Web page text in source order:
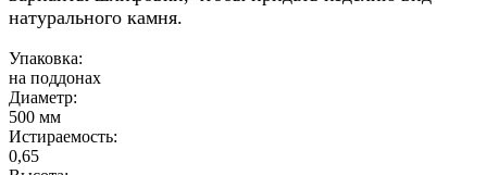
натурального камня.
Упаковка:
на поддонах
Диаметр:
500 мм
Истираемость:
0,65